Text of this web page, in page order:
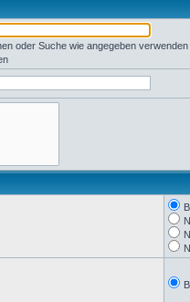
oder Suche wie angegeben verwenden